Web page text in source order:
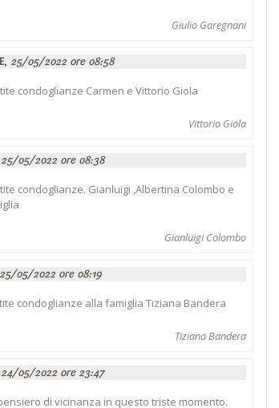
Giulio Garegnani
25/05/2022 ore 08:58
condoglianze Carmen e Vittorio Giola
Vittorio Giola
25/05/2022 ore 08:38
condoglianze. Gianluigi ,Albertina Colombo e
Gianluigi Colombo
25/05/2022 ore 08:19
condoglianze alla famiglia Tiziana Bandera
Tiziana Bandera
24/05/2022 ore 23:47
di vicinanza in questo triste momento.